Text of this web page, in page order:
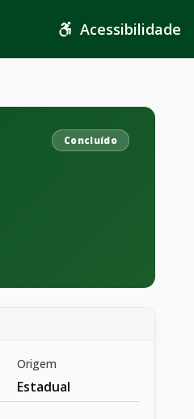
Acessibilidade
Concluído
Origem
Estadual